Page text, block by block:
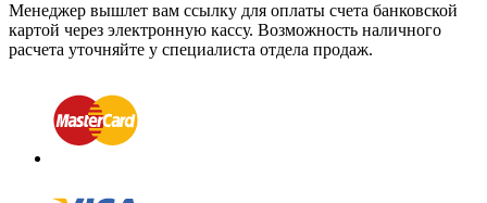
Менеджер вышлет вам ссылку для оплаты счета банковской
картой через электронную кассу. Возможность наличного
расчета уточняйте у специалиста отдела продаж.